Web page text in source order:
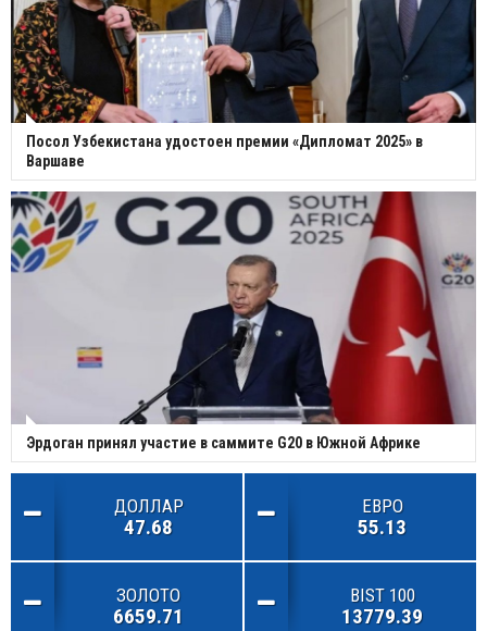
Посол Узбекистана удостоен премии «Дипломат 2025» в
Варшаве
Эрдоган принял участие в саммите G20 в Южной Африке
ДОЛЛАР
47.68
ЕВРО
55.13
ЗОЛОТО
6659.71
BIST 100
13779.39